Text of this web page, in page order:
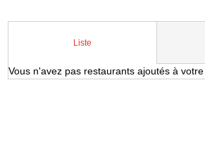
Liste
Vous n'avez pas restaurants ajoutés à votre